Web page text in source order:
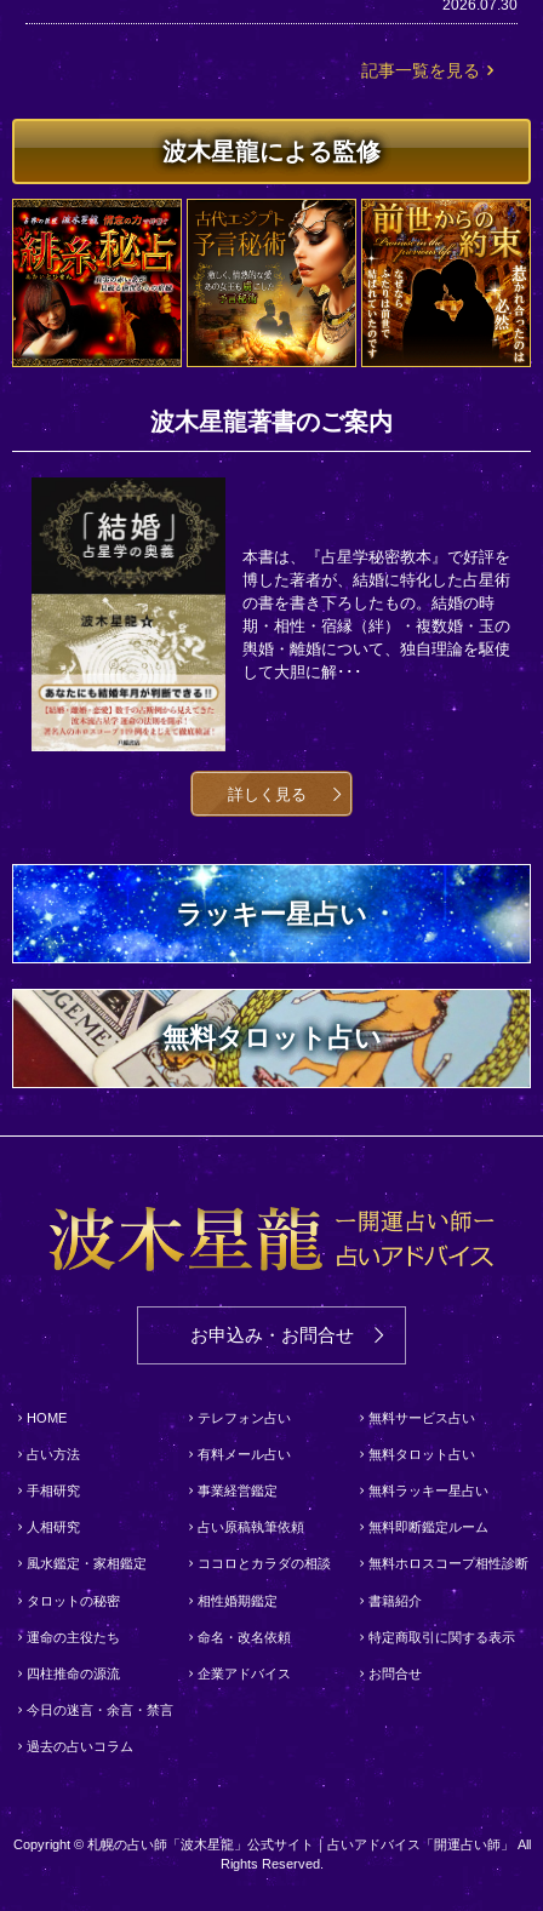
2026.07.30
記事一覧を見る
波木星龍による監修
波木星龍著書のご案内
本書は、『占星学秘密教本』で好評を
博した著者が、結婚に特化した占星術
の書を書き下ろしたもの。結婚の時
期・相性・宿縁（絆）・複数婚・玉の
輿婚・離婚について、独自理論を駆使
して大胆に解･･･
詳しく見る
ラッキー星占い
無料タロット占い
お申込み・お問合せ
HOME
占い方法
手相研究
人相研究
風水鑑定・家相鑑定
タロットの秘密
運命の主役たち
四柱推命の源流
今日の迷言・余言・禁言
過去の占いコラム
テレフォン占い
有料メール占い
事業経営鑑定
占い原稿執筆依頼
ココロとカラダの相談
相性婚期鑑定
命名・改名依頼
企業アドバイス
無料サービス占い
無料タロット占い
無料ラッキー星占い
無料即断鑑定ルーム
無料ホロスコープ相性診断
書籍紹介
特定商取引に関する表示
お問合せ
Copyright © 札幌の占い師「波木星龍」公式サイト｜占いアドバイス「開運占い師」 All
Rights Reserved.